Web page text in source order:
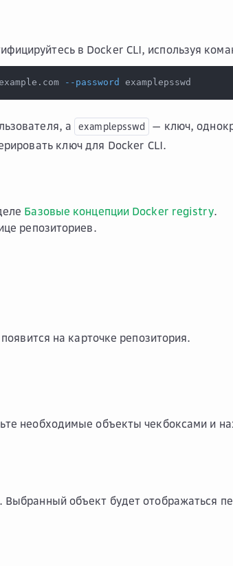
в Docker CLI, используя
--password examplepsswd
а examplepsswd
— ключ,
ключ для Docker CLI.
Базовые концепции Docker registry.
репозиториев.
на карточке репозитория.
необходимые объекты чекбоксами и
. Выбранный объект будет отображаться